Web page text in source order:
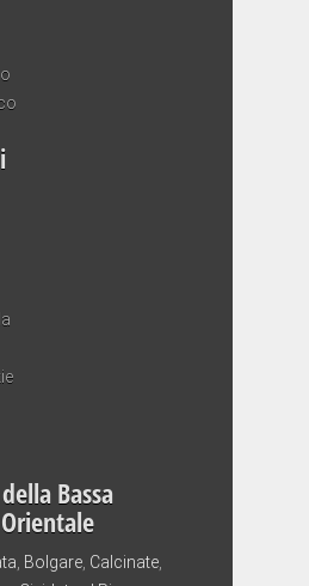
Bassa
Bolgare Calcinate